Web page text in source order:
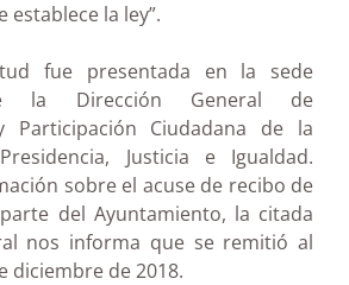
la ley”.
fue presentada en la sede
la Dirección General de
Participación Ciudadana de la
Justicia e Igualdad.
sobre el acuse de recibo de
del Ayuntamiento, la citada
nos informa que se remitió al
diciembre de 2018.